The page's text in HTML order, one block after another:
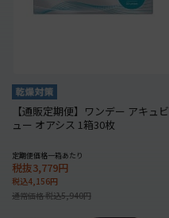
【通販定期便】ワンデー アキュビ
ュー オアシス 1箱30枚
定期便価格一箱あたり
税抜3,779円
税込4,156円
通常価格 税込5,940円